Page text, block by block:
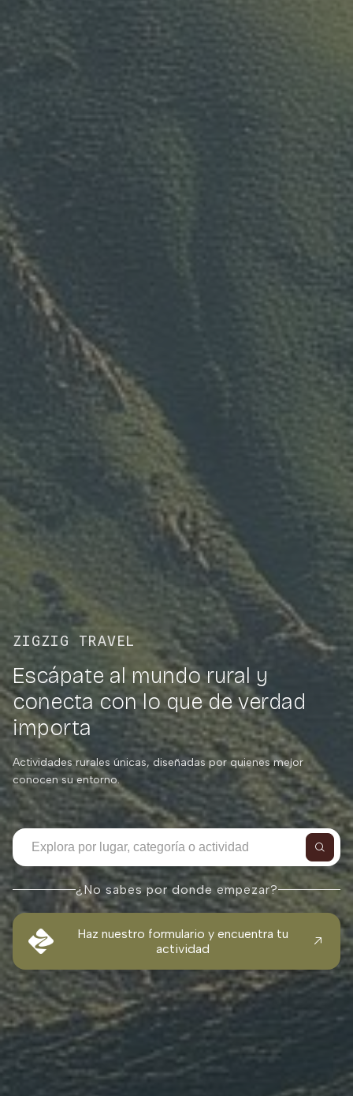
ZIGZIG TRAVEL
Escápate al mundo rural y
conecta con lo que de verdad
importa
Actividades rurales únicas, diseñadas por quienes mejor
conocen su entorno.
¿No sabes por donde empezar?
Haz nuestro formulario y encuentra tu
actividad